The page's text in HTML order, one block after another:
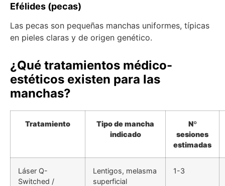
Efélides (pecas)
Las pecas son pequeñas manchas uniformes, típicas
en pieles claras y de origen genético.
¿Qué tratamientos médico-
estéticos existen para las
manchas?
Tratamiento
Tipo de mancha
indicado
Nº
sesiones
estimadas
Láser Q-
Switched /
Lentigos, melasma
superficial
1-3